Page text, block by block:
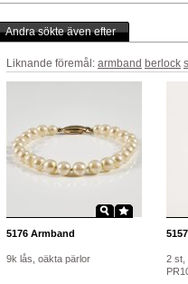
Andra sökte även efter
Liknande föremål: armband berlock
5176 Armband
9k lås, oäkta pärlor
5157
2 st,